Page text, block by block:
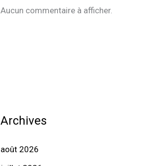
Aucun commentaire à afficher.
Archives
août 2026